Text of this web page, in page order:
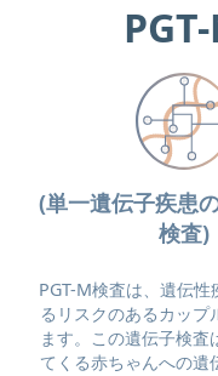
(単一遺伝子疾患
検査)
PGT-M検査は、遺伝
るリスクのあるカップ
ます。この遺伝子検査
てくる赤ちゃんへの遺